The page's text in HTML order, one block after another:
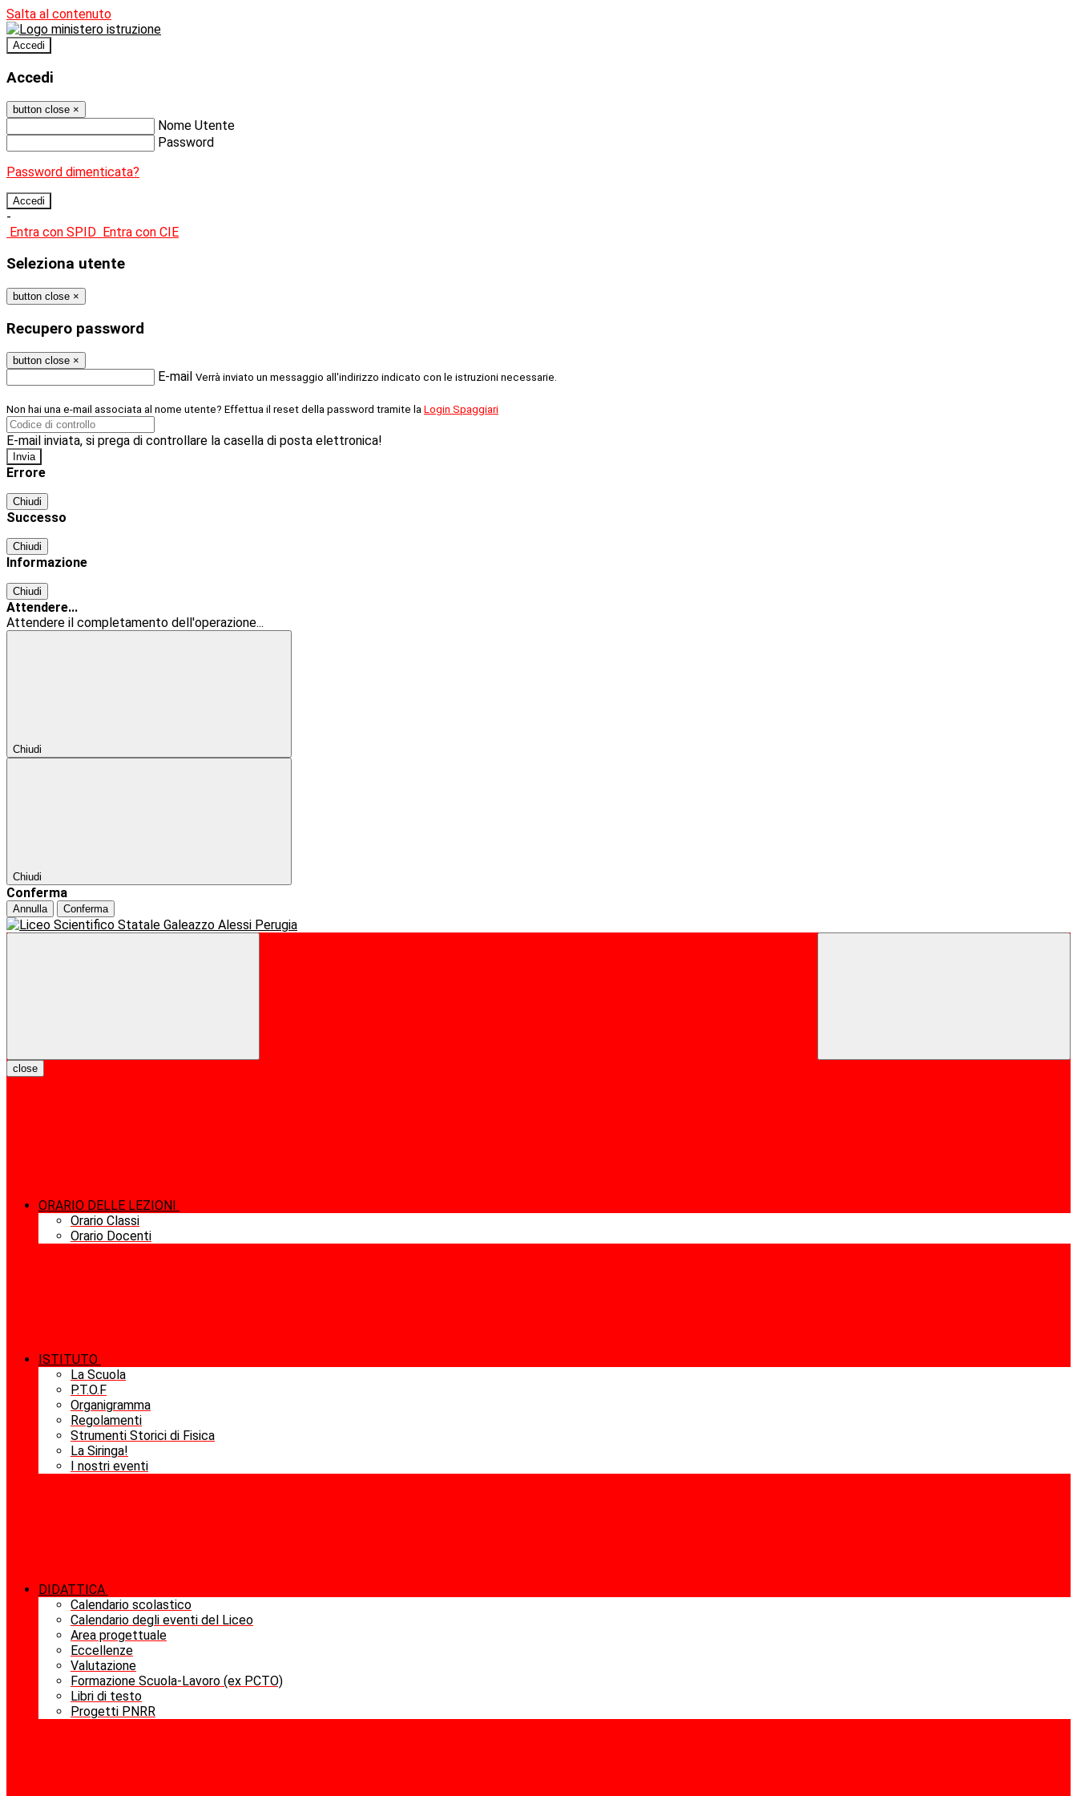
Salta al contenuto
Accedi
Accedi
button close ×
Nome Utente
Password
Password dimenticata?
-
Entra con SPID Entra con CIE
Seleziona utente
button close ×
Recupero password
button close ×
E-mail Verrà inviato un messaggio all'indirizzo indicato con le istruzioni necessarie.
Non hai una e-mail associata al nome utente? Effettua il reset della password tramite la Login Spaggiari
E-mail inviata, si prega di controllare la casella di posta elettronica!
Errore
Chiudi
Successo
Chiudi
Informazione
Chiudi
Attendere...
Attendere il completamento dell'operazione...
Chiudi
Chiudi
Conferma
Annulla Conferma
close
ORARIO DELLE LEZIONI
Orario Classi
Orario Docenti
ISTITUTO
La Scuola
P.T.O.F
Organigramma
Regolamenti
Strumenti Storici di Fisica
La Siringa!
I nostri eventi
DIDATTICA
Calendario scolastico
Calendario degli eventi del Liceo
Area progettuale
Eccellenze
Valutazione
Formazione Scuola-Lavoro (ex PCTO)
Libri di testo
Progetti PNRR